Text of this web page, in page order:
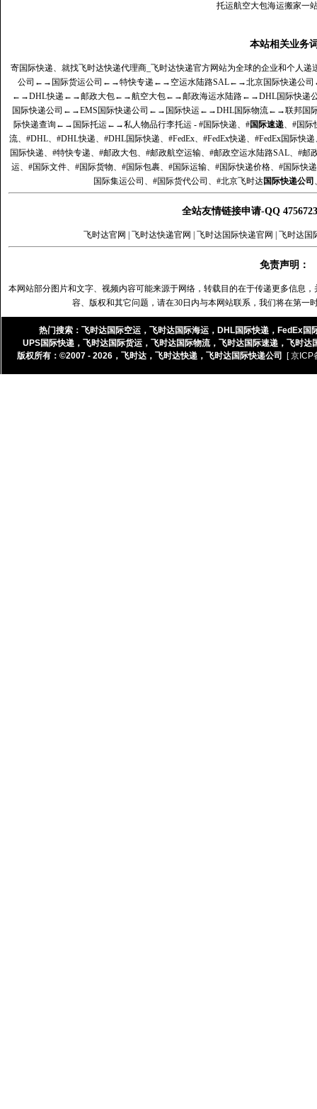
托运航空大包海运搬家一
本站相关业务
寄国际快递、就找飞时达快递代理商_飞时达快递官方网站为全球的企业和个人递
公司 ←→ 国际货运公司 ←→特快专递 ←→ 空运水陆路SAL←→北京国际快递公司
←→DHL快递 ←→邮政大包←→航空大包←→邮政海运水陆路←→DHL国际快递
国际快递公司 ←→EMS国际快递公司 ←→ 国际快运←→DHL国际物流←→联邦国
际快递查询 ←→ 国际托运←→私人物品行李托运 - #国际快递、#国际速递、#国际
流、#DHL、#DHL快递、#DHL国际快递、#FedEx、#FedEx快递、#FedEx国际快
国际快递、#特快专递、#邮政大包、#邮政航空运输、#邮政空运水陆路SAL、#
运、#国际文件、#国际货物、#国际包裹、#国际运输、#国际快递价格、#国际快
国际集运公司、#国际货代公司、#北京飞时达国际快递公司
全站友情链接申请-QQ
飞时达官网 飞时达快递官网 飞时达国际快递官网 飞时达国
免责声明：
本网站部分图片和文字、视频内容可能来源于网络，转载目的在于传递更多信息
容、版权和其它问题，请在30日内与本网站联系，我们将在第一
热门搜索： 飞时达国际空运 ， 飞时达国际海运 ， DHL国际快递 ， FedEx国
UPS国际快递 ， 飞时达国际货运 ， 飞时达国际物流， 飞时达国际速递 ， 飞时达
版权所有：©2007 - 2026， 飞时达， 飞时达快递， 飞时达国际快递公司 [ 京ICP